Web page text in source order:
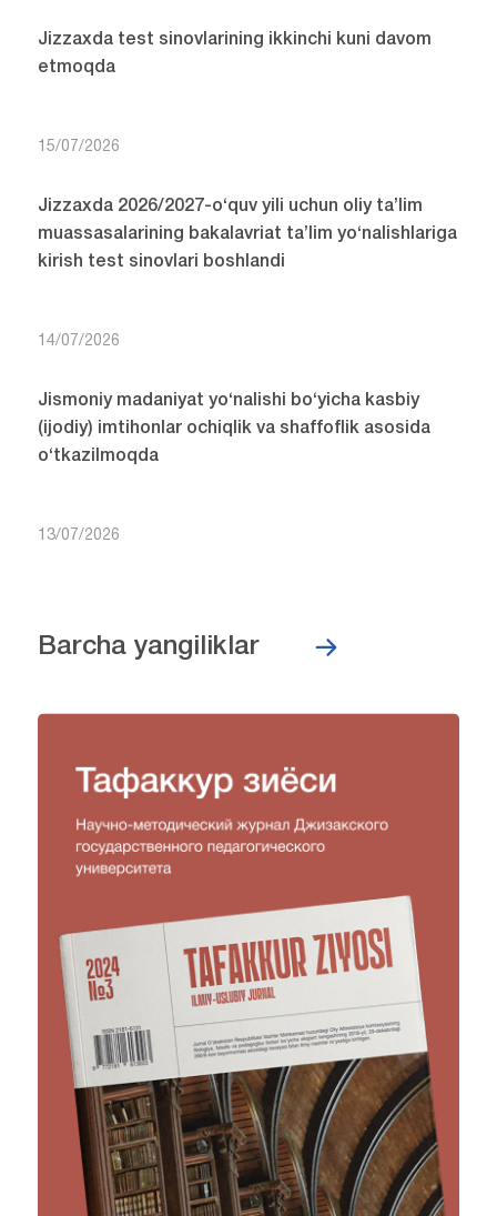
Jizzaxda test sinovlarining ikkinchi kuni davom
etmoqda
15/07/2026
Jizzaxda 2026/2027-o‘quv yili uchun oliy ta’lim
muassasalarining bakalavriat ta’lim yo‘nalishlariga
kirish test sinovlari boshlandi
14/07/2026
Jismoniy madaniyat yo‘nalishi bo‘yicha kasbiy
(ijodiy) imtihonlar ochiqlik va shaffoflik asosida
o‘tkazilmoqda
13/07/2026
Barcha yangiliklar